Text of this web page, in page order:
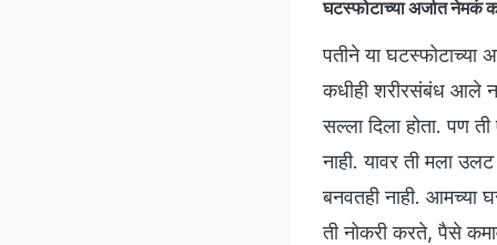
घटस्फोटाच्या अर्जात नेमकं
पतीने या घटस्फोटाच्या
कधीही शरीरसंबंध आले
सल्ला दिला होता. पण
नाही. यावर ती मला
बनवतही नाही. आमच्या
ती नोकरी करते, पैसे